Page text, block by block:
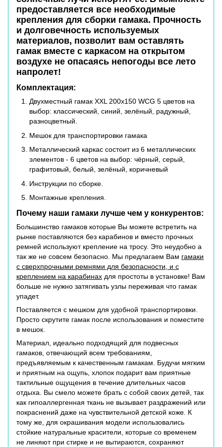
предоставляется все необходимые
крепления для сборки гамака. Прочность
и долговечность используемых
материалов, позволит вам оставлять
гамак вместе с каркасом на открытом
воздухе не опасаясь непогоды все лето
напролет!
Комплектация:
Двухместный гамак XХL 200х150 WCG 5 цветов на
выбор: классический, синий, зелёный, радужный,
разноцветный.
Мешок для транспортировки гамака
Металлический каркас состоит из 6 металлических
элементов - 6 цветов на выбор: чёрный, серый,
графитовый, белый, зелёный, коричневый
Инструкции по сборке.
Монтажные крепления.
Почему наши гамаки лучше чем у конкурентов:
Большинство гамаков которые Вы можете встретить на
рынке поставляются без карабинов и вместо прочных
ремней используют крепление на тросу. Это неудобно а
так же не совсем безопасно. Мы предлагаем Вам гамаки
с сверхпрочными ремнями для безопасности, и с
креплением на карабинах для простоты в установке! Вам
больше не нужно затягивать узлы переживая что гамак
упадет.
Поставляется с мешком для удобной транспортировки.
Просто скрутите гамак после использования и поместите
в мешок.
Материал, идеально подходящий для подвесных
гамаков, отвечающий всем требованиям,
предъявляемым к качественным гамакам. Будучи мягким
и приятным на ощупь, хлопок подарит вам приятные
тактильные ощущения в течение длительных часов
отдыха. Вы смело можете брать с собой своих детей, так
как гипоаллергенная ткань не вызывает раздражений или
покраснений даже на чувствительной детской коже. К
тому же, для окрашивания модели использовались
стойкие натуральные красители, которые со временем
не линяют при стирке и не вытираются, сохраняют